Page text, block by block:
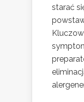
starać